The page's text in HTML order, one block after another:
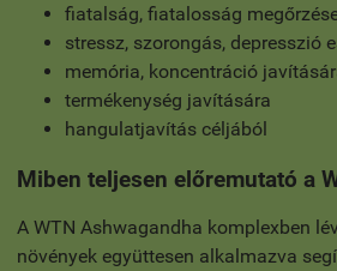
fiatalság, fiatalosság
stressz, szorongás, depresszió
memória, koncentráció
termékenység javítására
hangulatjavítás céljából
Miben teljesen előremutató a
A WTN Ashwagandha komplexben
növények együttesen alkalmazva